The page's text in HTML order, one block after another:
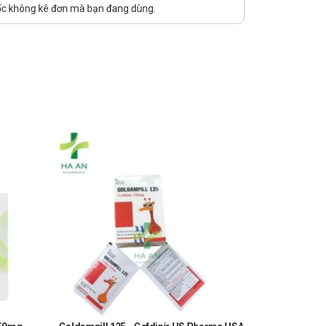
không kê đơn mà bạn đang dùng.